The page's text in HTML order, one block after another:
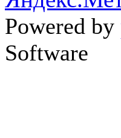
Powered by
Software